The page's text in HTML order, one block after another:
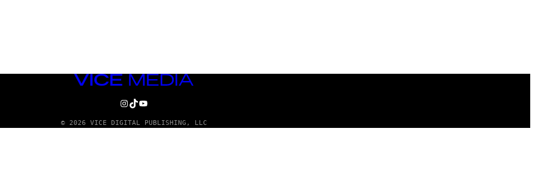
VICE
INSTAGRAM
TIKTOK
YOUTUBE
© 2026 VICE DIGITAL PUBLISHING, LLC